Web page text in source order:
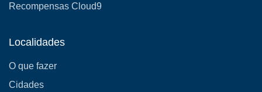
Recompensas Cloud9
Localidades
O que fazer
Cidades